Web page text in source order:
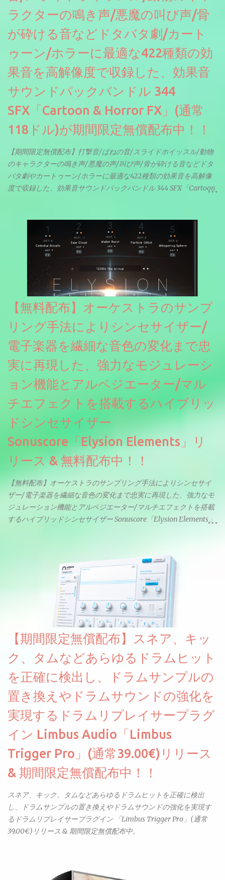
ラクターの鳴き声/悪魔の叫び声/骨
が砕ける音などドタバタ劇/カート
ゥーン/ホラーに最適な422種類の効
果音を高解像度で収録した、効果音
サウンドパックバンドル 344
SFX「Cartoon & Horror FX」(通常
118ドル)が期間限定無償配布中！！
【期間限定無償配布】打撃音/ばねの音/スライドホイッスル/動物
のキャラクターの鳴き声/悪魔の声/叫び声/骨が砕ける音などドタ
バタ劇やカートゥーン/ホラーに最適な422種類の効果音を高解像
度で収録した、効果音サウンドパックバンドル 344 SFX「Cartoon
【無料配布】オーケストラのサンプ
リング手法によりシンセサイザー/
電子楽器を繊細な音色の変化まで忠
実に再現した、強力なモジュレーシ
ョン機能とアルペジエーター/マル
チエフェクトを搭載するハイブリッ
ドシンセサイザー
Sonuscore「Elysion Elements」リ
リース & 無料配布中！！
【無料配布】オーケストラのサンプリング手法によりシンセサイ
ザー/電子楽器を繊細な音色の変化まで忠実に再現した、強力なモ
ジュレーション機能とアルペジエーター/マルチエフェクトを搭載
するハイブリッドシンセサイザー Sonuscore「Elysion Elements」
えるようになっています。総容量も7GBを超えます。複数の設定に
より音色が作りこまれているため、あらかじめアルペジオがプロ
グラムされているプリセットも多いですが、アルペジオを切るこ
とももちろんできます。 ほとんどのシンセライブラリは、音を一
度サンプリングしてベロシティで音量を調整します。 しかし、
ELYSIONは違います。ビンテージシンセを含む様々な音源から、
複数のベロシティレイヤーにわたって録音し、各レイヤーを整形
することで、弱く演奏した場合と強く演奏した場合で、全く異な
る音色が得られます。単に音量を変えただけの同じ音ではありま
せん。
【期間限定無償配布】スネア、キッ
ク、タムなどあらゆるドラムヒット
を正確に検出し、ドラムサンプルの
置き換えやドラムサウンドの強化を
実現するドラムリプレイサープラグ
イン Limbus Audio「Limbus
Trigger Pro」(通常39.00€)リリース
& 期間限定無償配布中！！
スネア、キック、タムなどあらゆるドラムヒットを正確に検出
し、ドラムサンプルの置き換えやドラムサウンドの強化を実現す
るドラムリプレイサープラグイン 「Limbus Trigger Pro」(通常
39.00€)リリース & 期間限定無償配布中。